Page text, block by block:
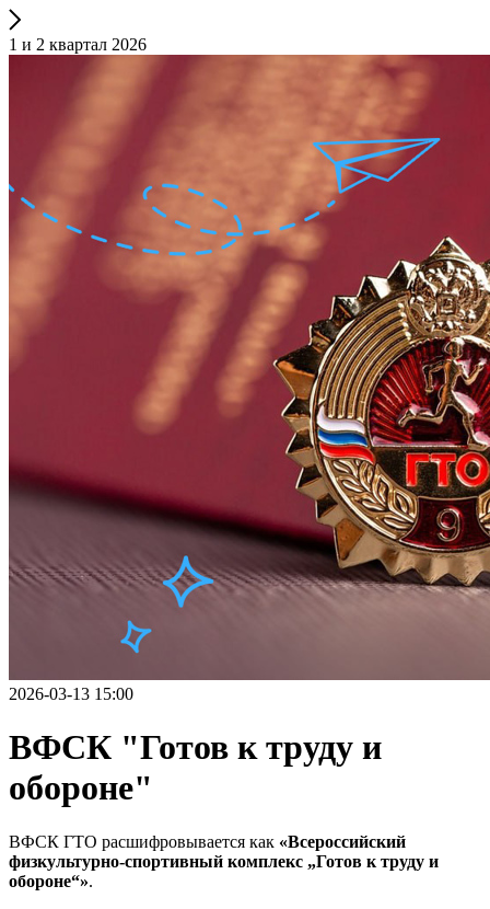
1 и 2 квартал 2026
2026-03-13 15:00
ВФСК "Готов к труду и
обороне"
ВФСК ГТО расшифровывается как «Всероссийский
физкультурно-спортивный комплекс „Готов к труду и
обороне“».